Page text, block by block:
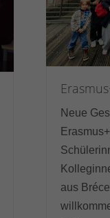
Neue
aus